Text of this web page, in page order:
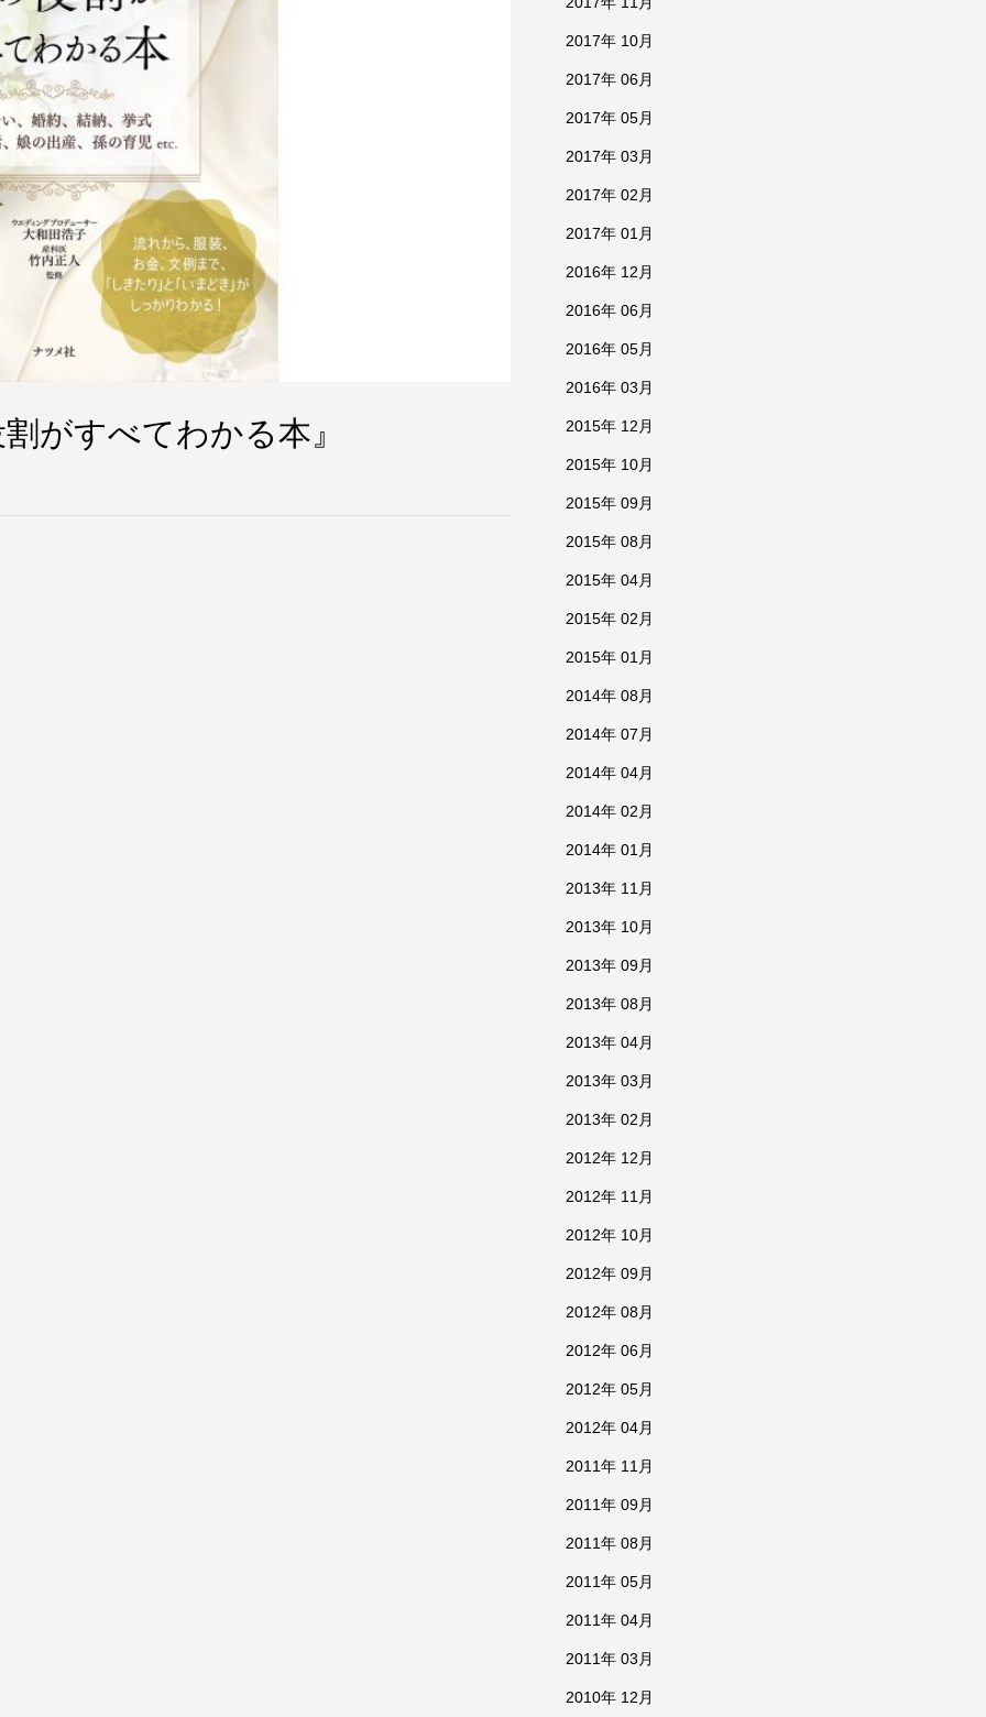
がすべてわかる本』
2017年 10月
2017年 06月
2017年 05月
2017年 03月
2017年 02月
2017年 01月
2016年 12月
2016年 06月
2016年 05月
2016年 03月
2015年 12月
2015年 10月
2015年 09月
2015年 08月
2015年 04月
2015年 02月
2015年 01月
2014年 08月
2014年 07月
2014年 04月
2014年 02月
2014年 01月
2013年 11月
2013年 10月
2013年 09月
2013年 08月
2013年 04月
2013年 03月
2013年 02月
2012年 12月
2012年 11月
2012年 10月
2012年 09月
2012年 08月
2012年 06月
2012年 05月
2012年 04月
2011年 11月
2011年 09月
2011年 08月
2011年 05月
2011年 04月
2011年 03月
2010年 12月